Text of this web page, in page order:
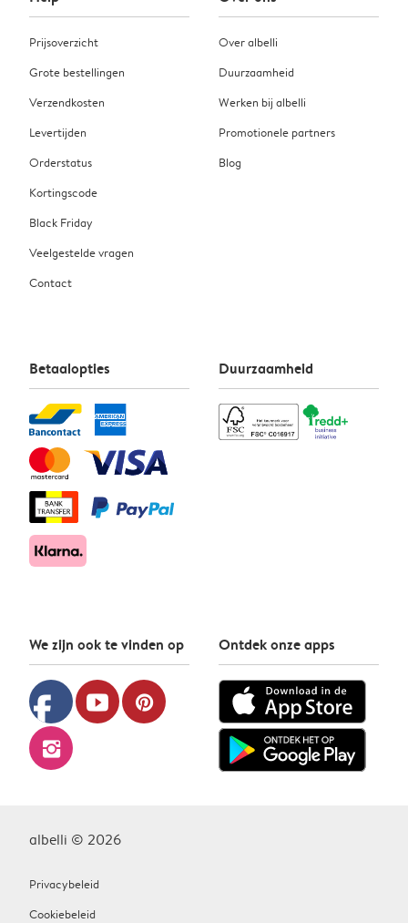
Prijsoverzicht
Grote bestellingen
Verzendkosten
Levertijden
Orderstatus
Kortingscode
Black Friday
Veelgestelde vragen
Contact
Over albelli
Duurzaamheid
Werken bij albelli
Promotionele partners
Blog
Betaalopties Duurzaamheid
We zijn ook te vinden op
facebook youtube pinterest
instagram
Ontdek onze apps
albelli © 2026
Privacybeleid
Cookiebeleid